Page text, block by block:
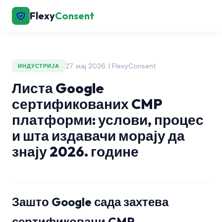
FlexyConsent
ИНДУСТРИЈА 27. мај 2026. | FlexyConsent
Листа Google
сертификованих CMP
платформи: услови, процес
и шта издавачи морају да
знају 2026. године
Зашто Google сада захтева